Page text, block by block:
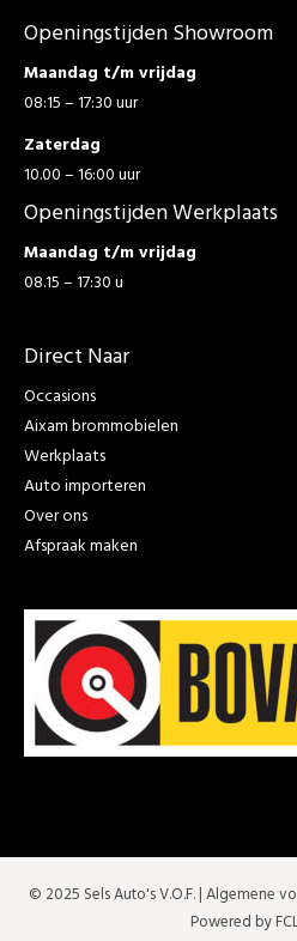
Openingstijden Showroom
Maandag t/m vrijdag
08:15 – 17:30 uur
Zaterdag
10.00 – 16:00 uur
Openingstijden Werkplaats
Maandag t/m vrijdag
08.15 – 17:30 u
Direct Naar
Occasions
Aixam brommobielen
Werkplaats
Auto importeren
Over ons
Afspraak maken
© 2025 Sels Auto's V.O.F. |Algemene
Powered by